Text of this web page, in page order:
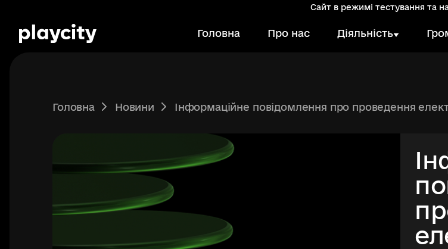
до
основного
Сайт в режимі тестування та
Головна Про нас Діяльність
Головна Новини Інформаційне повідомлення про проведення електронних консультацій з громадськістю щодо проекту наказу Державного агентства України «Про затвердження Порядку